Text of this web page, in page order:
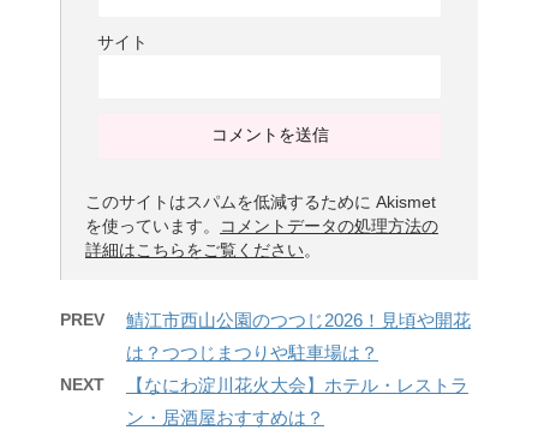
サイト
このサイトはスパムを低減するために Akismet
を使っています。
コメントデータの処理方法の
詳細はこちらをご覧ください。
PREV
鯖江市西山公園のつつじ2026！見頃や開花
は？つつじまつりや駐車場は？
NEXT
【なにわ淀川花火大会】ホテル・レストラ
ン・居酒屋おすすめは？